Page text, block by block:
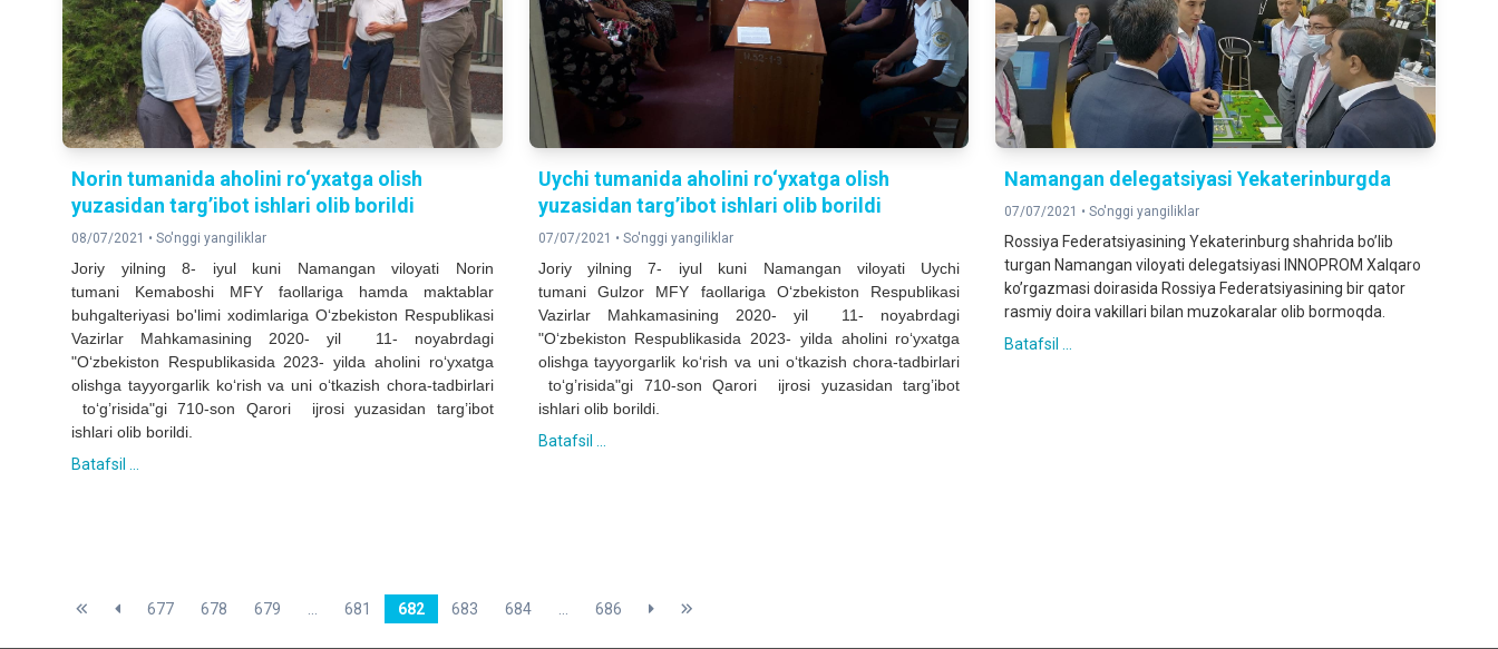
Norin tumanida aholini ro‘yxatga olish
yuzasidan targ’ibot ishlari olib borildi
08/07/2021 • So'nggi yangiliklar
Joriy yilning 8- iyul kuni Namangan viloyati Norin
tumani Kemaboshi MFY faollariga hamda maktablar
buhgalteriyasi bo'limi xodimlariga O‘zbekiston Respublikasi
Vazirlar Mahkamasining 2020- yil 11- noyabrdagi
"O‘zbekiston Respublikasida 2023- yilda aholini ro‘yxatga
olishga tayyorgarlik ko‘rish va uni o‘tkazish chora-tadbirlari
to‘g’risida"gi 710-son Qarori ijrosi yuzasidan targ’ibot
ishlari olib borildi.
Batafsil ...
Uychi tumanida aholini ro‘yxatga olish
yuzasidan targ’ibot ishlari olib borildi
07/07/2021 • So'nggi yangiliklar
Joriy yilning 7- iyul kuni Namangan viloyati Uychi
tumani Gulzor MFY faollariga O‘zbekiston Respublikasi
Vazirlar Mahkamasining 2020- yil 11- noyabrdagi
"O‘zbekiston Respublikasida 2023- yilda aholini ro‘yxatga
olishga tayyorgarlik ko‘rish va uni o‘tkazish chora-tadbirlari
to‘g’risida"gi 710-son Qarori ijrosi yuzasidan targ’ibot
ishlari olib borildi.
Batafsil ...
Namangan delegatsiyasi Yekaterinburgda
07/07/2021 •So'nggi yangiliklar
Rossiya Federatsiyasining Yekaterinburg shahrida boʼlib
turgan Namangan viloyati delegatsiyasi INNOPROM Xalqaro
koʼrgazmasi doirasida Rossiya Federatsiyasining bir qator
rasmiy doira vakillari bilan muzokaralar olib bormoqda.
Batafsil ...
677 678 679 ... 681 682 683 684 ... 686